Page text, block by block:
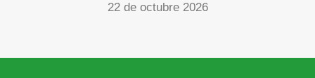
22 de octubre 2026